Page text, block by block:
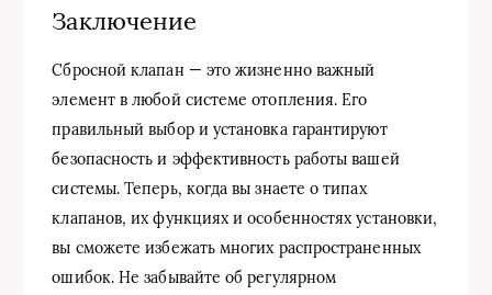
Заключение
Сбросной клапан — это жизненно важный
элемент в любой системе отопления. Его
правильный выбор и установка гарантируют
безопасность и эффективность работы вашей
системы. Теперь, когда вы знаете о типах
клапанов, их функциях и особенностях установки,
вы сможете избежать многих распространенных
ошибок. Не забывайте об регулярном